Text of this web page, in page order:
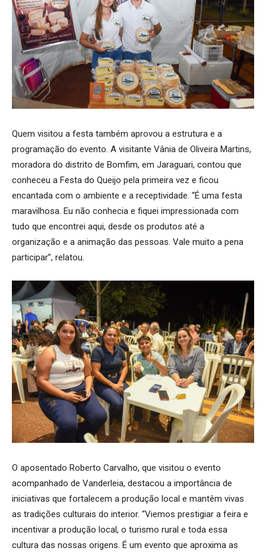
Quem visitou a festa também aprovou a estrutura e a
programação do evento. A visitante Vânia de Oliveira Martins,
moradora do distrito de Bomfim, em Jaraguari, contou que
conheceu a Festa do Queijo pela primeira vez e ficou
encantada com o ambiente e a receptividade. “É uma festa
maravilhosa. Eu não conhecia e fiquei impressionada com
tudo que encontrei aqui, desde os produtos até a
organização e a animação das pessoas. Vale muito a pena
participar”, relatou.
O aposentado Roberto Carvalho, que visitou o evento
acompanhado de Vanderleia, destacou a importância de
iniciativas que fortalecem a produção local e mantêm vivas
as tradições culturais do interior. “Viemos prestigiar a feira e
incentivar a produção local, o turismo rural e toda essa
cultura das nossas origens. É um evento que aproxima as